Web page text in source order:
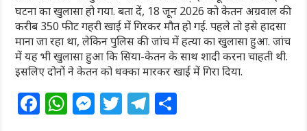
घटना का खुलासा हो गया. बता दें, 18 जून 2026 को केतन अग्रवाल की
करीब 350 फीट गहरी खाई में गिरकर मौत हो गई. पहले तो इसे हादसा
माना जा रहा था, लेकिन पुलिस की जांच में हत्या का खुलासा हुआ. जांच
में यह भी खुलासा हुआ कि सिया-केतन के साथ शादी करना चाहती थी.
इसलिए दोनों ने केतन को धक्का मारकर खाई में गिरा दिया.
F W M T T